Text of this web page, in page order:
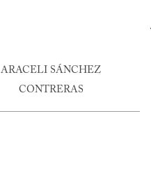
ARACELI SÁNCHEZ
CONTRERAS